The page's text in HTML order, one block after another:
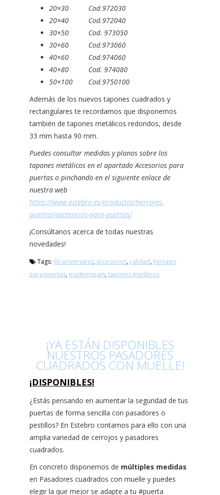
20×30 Cod.972030
20×40 Cod.972040
30×50 Cod. 973050
30×60 Cod.973060
40×60 Cod.974060
40×80 Cod. 974080
50×100 Cod.9750100
Además de los nuevos tapones cuadrados y
rectangulares te recordamos que disponemos
también de tapones metálicos redondos, desde
33 mm hasta 90 mm.
Puedes consultar medidas y planos sobre los
tapones metálicos en el apartado Accesorios para
puertas o pinchando en el siguiente enlace de
nuestra web
https://www.estebro.es/productos/herrajes-
puertas/accesorios-para-puertas/
¡Consúltanos acerca de todas nuestras
novedades!
Tags: 60 aniversario, accesorios, calidad, herrajes
para puertas, madeinspain,tapones metálicos
¡YA ESTÁN DISPONIBLES
NUESTROS PASADORES
CUADRADOS CON MUELLE!
¡DISPONIBLES!
¿Estás pensando en aumentar la seguridad de tus
puertas de forma sencilla con pasadores o
pestillos? En Estebro contamos para ello con una
amplia variedad de cerrojos y pasadores
cuadrados.
En concreto disponemos de múltiples medidas
en Pasadores cuadrados con muelle y puedes
elegir la que mejor se adapte a tu #puerta